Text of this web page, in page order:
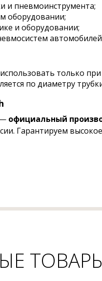
и пневмоинструмента;
оборудовании;
и оборудовании;
только
по диаметру
официальный
Гарантируем